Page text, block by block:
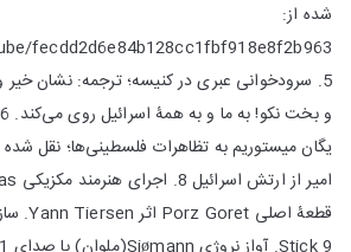
شده از:
fecdd2d6e84b128cc1fbf918e8f2b963
5. سرودخوانی عبری در کنیسه‌؛ ترجمه: نشان